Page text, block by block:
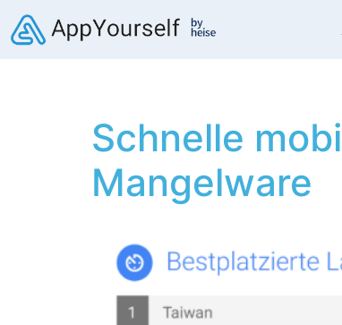
Schnelle
Mangelware